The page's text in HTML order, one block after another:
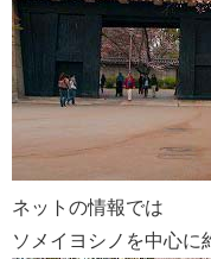
ネットの情報では
ソメイヨシノを中心に